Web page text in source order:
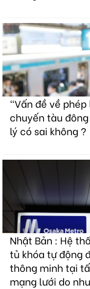
"Vấn đề về
chuyến tàu
lý có sai không ?
Nhật Bản : Hệ
tủ khóa tự động
thông minh tại
mạng lưới do